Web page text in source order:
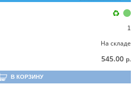
1
На складе
545.00 р.
В КОРЗИНУ